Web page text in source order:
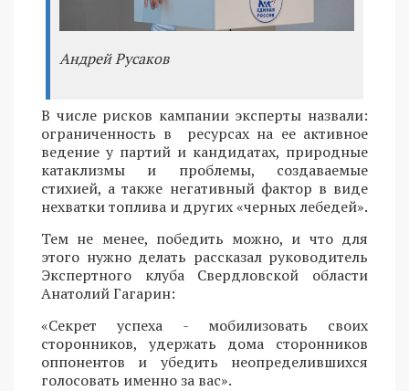
Андрей Русаков
В числе рисков кампании эксперты назвали:
ограниченность в ресурсах на ее активное
ведение у партий и кандидатах, природные
катаклизмы и проблемы, создаваемые
стихией, а также негативный фактор в виде
нехватки топлива и других «черных лебедей».
Тем не менее, победить можно, и что для
этого нужно делать рассказал руководитель
Экспертного клуба Свердловской области
Анатолий Гагарин:
«Секрет успеха - мобилизовать своих
сторонников, удержать дома сторонников
оппонентов и убедить неопределившихся
голосовать именно за вас».